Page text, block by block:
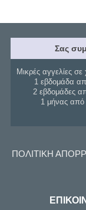
Σας
Μικρές αγγελίες σε
1 εβδομάδα
2 εβδομάδες
1 μήνας
ΠΟΛΙΤΙΚΗ